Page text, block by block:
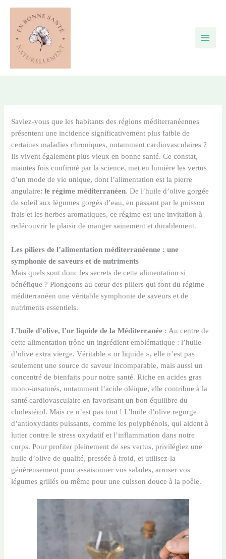
contenu
Saviez-vous que les habitants des régions méditerranéennes
présentent une incidence significativement plus faible de
certaines maladies chroniques, notamment cardiovasculaires ?
Ils vivent également plus vieux en bonne santé. Ce constat,
maintes fois confirmé par la science, met en lumière les vertus
d’un mode de vie unique, dont l’alimentation est la pierre
angulaire:le régime méditerranéen. De l’huile d’olive gorgée
de soleil aux légumes gorgés d’eau, en passant par le poisson
frais et les herbes aromatiques, ce régime est une invitation à
redécouvrir le plaisir de manger sainement et durablement.
Les piliers de l’alimentation méditerranéenne : une
symphonie de saveurs et de nutriments
Mais quels sont donc les secrets de cette alimentation si
bénéfique ? Plongeons au cœur des piliers qui font du régime
méditerranéen une véritable symphonie de saveurs et de
nutriments essentiels.
L’huile d’olive, l’or liquide de la Méditerranée : Au centre de
cette alimentation trône un ingrédient emblématique : l’huile
d’olive extra vierge. Véritable « or liquide », elle n’est pas
seulement une source de saveur incomparable, mais aussi un
concentré de bienfaits pour notre santé. Riche en acides gras
mono-insaturés, notamment l’acide oléique, elle contribue à la
santé cardiovasculaire en favorisant un bon équilibre du
cholestérol. Mais ce n’est pas tout ! L’huile d’olive regorge
d’antioxydants puissants, comme les polyphénols, qui aident à
lutter contre le stress oxydatif et l’inflammation dans notre
corps. Pour profiter pleinement de ses vertus, privilégiez une
huile d’olive de qualité, pressée à froid, et utilisez-la
généreusement pour assaisonner vos salades, arroser vos
légumes grillés ou même pour une cuisson douce à la poêle.